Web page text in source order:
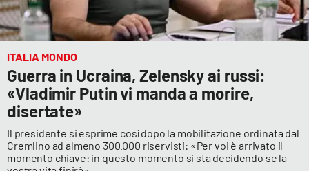
ITALIA MONDO
Guerra in Ucraina, Zelensky ai russi:
«Vladimir Putin vi manda a morire,
disertate»
Il presidente si esprime così dopo la mobilitazione ordinata dal
Cremlino ad almeno 300.000 riservisti: «Per voi è arrivato il
momento chiave: in questo momento si sta decidendo se la